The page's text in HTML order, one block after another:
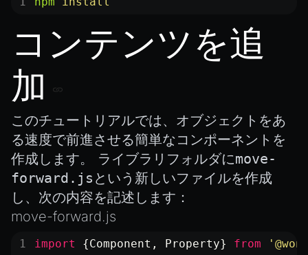
コンテンツを追
加
このチュートリアルでは、オブジェクトをあ
る速度で前進させる簡単なコンポーネントを
作成します。 ライブラリフォルダにmove-
forward.js という新しいファイルを作成
し、次の内容を記述します：
move-forward.js
import {Component, Property} from